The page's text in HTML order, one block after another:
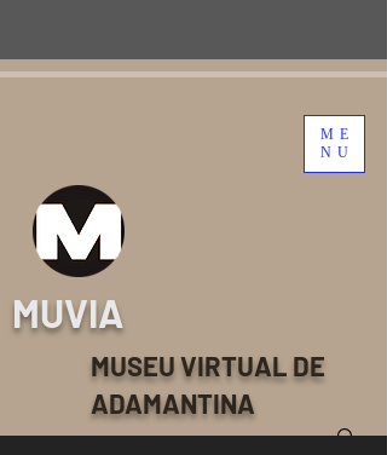
ME
NU
MUVIA
MUSEU VIRTUAL DE
ADAMANTINA